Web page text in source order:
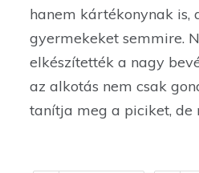
hanem kártékonynak is,
gyermekeket semmire.
elkészítették a nagy
az alkotás nem csak
tanítja meg a piciket, de